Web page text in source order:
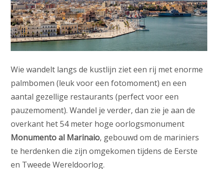
Wie wandelt langs de kustlijn ziet een rij met enorme
palmbomen (leuk voor een fotomoment) en een
aantal gezellige restaurants (perfect voor een
pauzemoment). Wandel je verder, dan zie je aan de
overkant het 54 meter hoge oorlogsmonument
Monumento al Marinaio, gebouwd om de mariniers
te herdenken die zijn omgekomen tijdens de Eerste
en Tweede Wereldoorlog.